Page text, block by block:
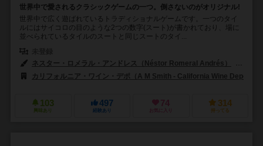
世界中で愛されるクラシックゲームの一つ。倒さないのがオリジナル!
世界中で広く遊ばれているトラディショナルゲームです。一つのタイ
ルにはサイコロの目のような2つの数字(スート)が書かれており、場に
並べられているタイルのスートと同じスートのタイ...
ネスター・ロメラル・アンドレス（Néstor Romeral Andrés）
カリフォルニア・ワイン・デポ（A M Smith - California Wine Depot）
103
興味あり
497
経験あり
74
お気に入り
314
持ってる